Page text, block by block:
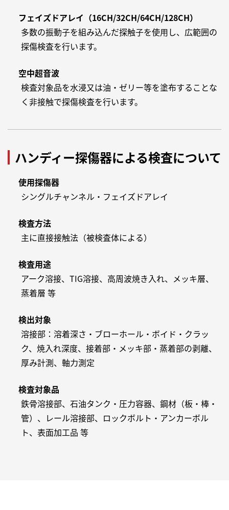
フェイズドアレイ（16CH/32CH/64CH/128CH）
多数の振動子を組み込んだ探触子を使用し、広範囲の
探傷検査を行います。
空中超音波
検査対象品を水浸又は油・ゼリー等を塗布することな
く非接触で探傷検査を行います。
ハンディー探傷器による検査について
使用探傷器
シングルチャンネル・フェイズドアレイ
検査方法
主に直接接触法（被検査体による）
検査用途
アーク溶接、TIG溶接、高周波焼き入れ、メッキ層、
蒸着層 等
検出対象
溶接部：溶着深さ・ブローホール・ボイド・クラッ
ク、焼入れ深度、接着部・メッキ部・蒸着部の剥離、
厚み計測、軸力測定
検査対象品
鉄骨溶接部、石油タンク・圧力容器、鋼材（板・棒・
管）、レール溶接部、ロックボルト・アンカーボル
ト、表面加工品 等